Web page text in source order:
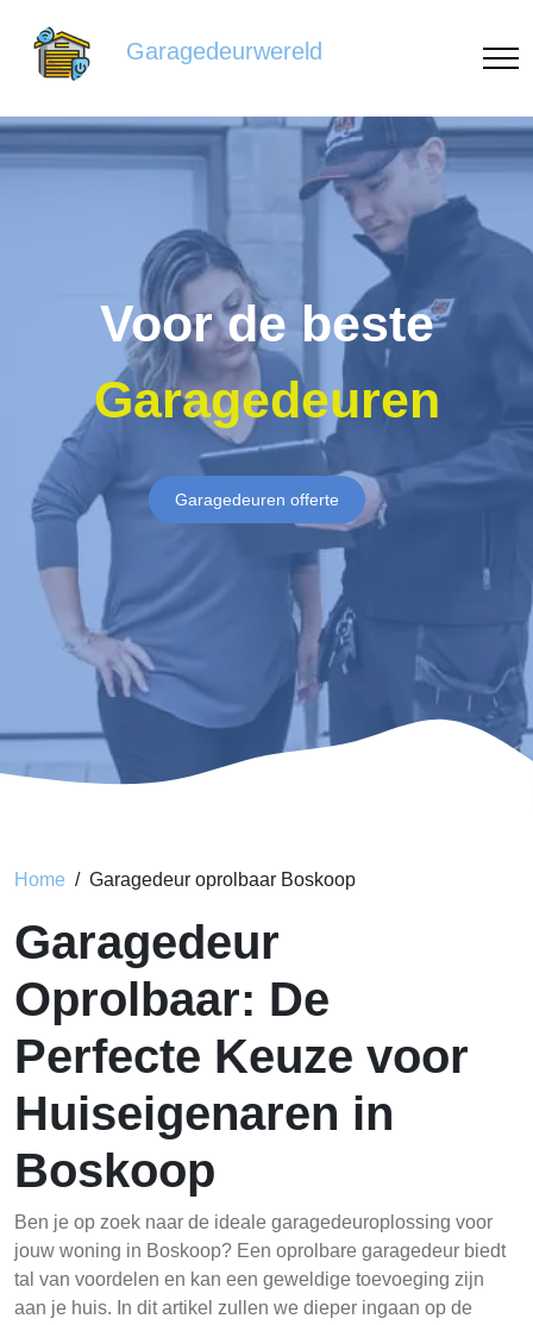
Garagedeurwereld
Voor de beste
Garagedeuren
Garagedeuren offerte
Home Garagedeur oprolbaar Boskoop
Garagedeur
Oprolbaar: De
Perfecte Keuze voor
Huiseigenaren in
Boskoop
Ben je op zoek naar de ideale garagedeuroplossing voor
jouw woning in Boskoop? Een oprolbare garagedeur biedt
tal van voordelen en kan een geweldige toevoeging zijn
aan je huis. In dit artikel zullen we dieper ingaan op de